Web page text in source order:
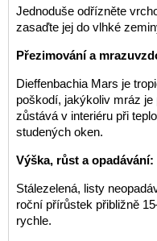
Jednoduše odřízněte
zasaďte jej do vlhké
Přezimování a
Dieffenbachia Mars je
poškodí, jakýkoliv mráz je
zůstává v interiéru při
studených oken.
Výška, růst a opadávání:
Stálezelená, listy
roční přírůstek přibližně
rychle.